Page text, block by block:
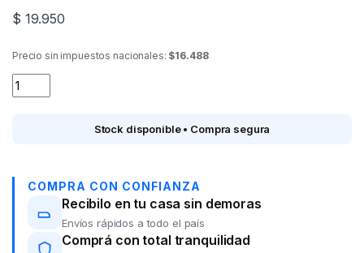
$ 19.950
Precio sin impuestos nacionales: $16.488
Auricular con microfono GENIUS HS-300N quantity
Stock disponible • Compra segura
COMPRA CON CONFIANZA
Recibilo en tu casa sin demoras
Envíos rápidos a todo el país
Comprá con total tranquilidad